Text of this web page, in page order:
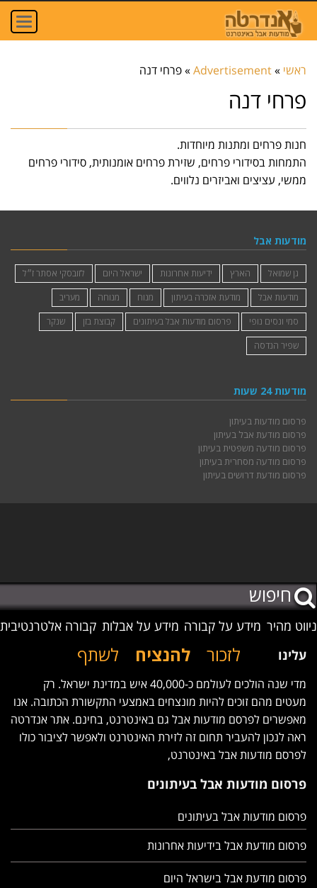
ראשי »
Advertisement
»פרחי דנה
פרחי דנה
חנות פרחים ומתנות מיוחדות.
התמחות בסידורי פרחים, שזירת פרחים אומנותית, סידורי פרחים
ממשי, עציצים ואביזרים נלווים.
מודעות אבל
גן שמואל הארץ ידיעות אחרונות ישראל היום
לזובסקי אסתר ז״ל
מודעות אבל
מודעת אזכרה בעיתון מנוח מנוחה
מעריב
סמי ונסים נופי
פרסום מודעות אבל בעיתונים קבוצת בזן
שנקר
שפיר הנדסה
מודעות 24 שעות
פרסום מודעות בעיתון
פרסום מודעת אבל בעיתון
פרסום מודעה משפטית בעיתון
פרסום מודעה מסחרית בעיתון
פרסום מודעת דרושים בעיתון
ניווט מהיר מידע על קבורה מידע על אבלות קבורה אלטרנטיבית
לזכור להנציח לשתף עלינו
מדי שנה הולכים לעולמם כ-40,000 איש במדינת ישראל. רק
מעטים מהם זוכים להיות מונצחים באמצעי התקשורת הכתובה. אנו
מאפשרים לפרסם מודעות אבל גם באינטרנט, בחינם. אתר אנדרטה
ראה לנכון להעביר תחום זה לזירת האינטרנט ולאפשר לציבור כולו
לפרסם מודעות אבל באינטרנט,
פרסום מודעות אבל בעיתונים
פרסום מודעות אבל בעיתונים
פרסום מודעת אבל בידיעות אחרונות
פרסום מודעת אבל בישראל היום